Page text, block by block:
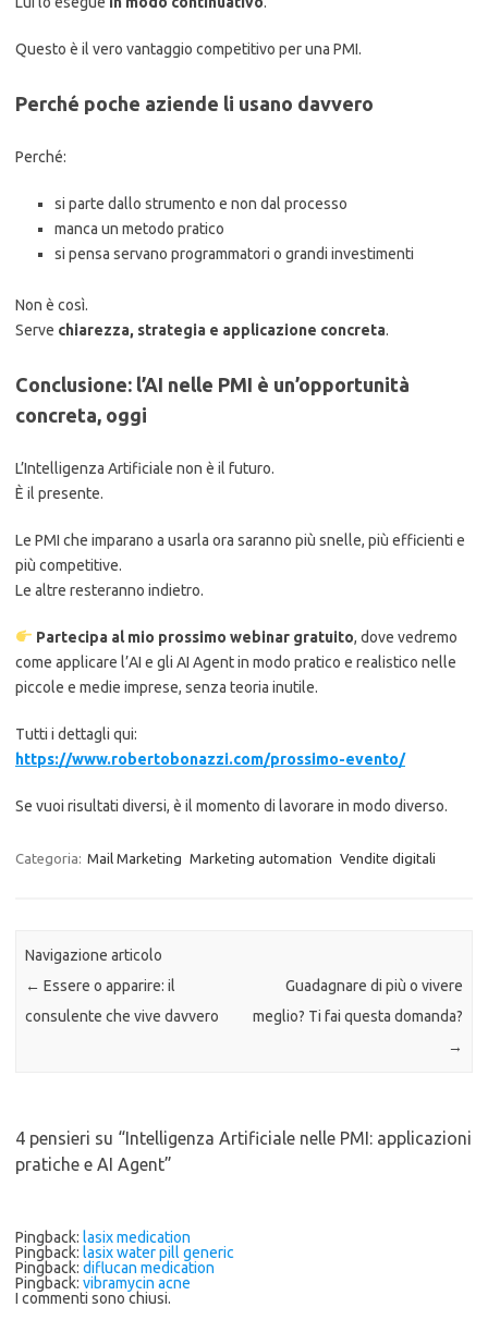
Questo è il vero vantaggio competitivo per una PMI.
Perché poche aziende li usano davvero
Perché:
si parte dallo strumento e non dal processo
manca un metodo pratico
si pensa servano programmatori o grandi investimenti
Non è così.
Serve chiarezza, strategia e applicazione concreta.
Conclusione: l’AI nelle PMI è un’opportunità
concreta, oggi
L’Intelligenza Artificiale non è il futuro.
È il presente.
Le PMI che imparano a usarla ora saranno più snelle, più efficienti e
più competitive.
Le altre resteranno indietro.
Partecipa al mio prossimo webinar gratuito, dove vedremo
come applicare l’AI e gli AI Agent in modo pratico e realistico nelle
piccole e medie imprese, senza teoria inutile.
Tutti i dettagli qui:
https://www.robertobonazzi.com/prossimo-evento/
Se vuoi risultati diversi, è il momento di lavorare in modo diverso.
Categoria: Mail Marketing Marketing automation Vendite digitali
Navigazione articolo
← Essere o apparire: il
consulente che vive davvero
Guadagnare di più o vivere
meglio? Ti fai questa domanda?
→
4 pensieri su “Intelligenza Artificiale nelle PMI: applicazioni
pratiche e AI Agent”
Pingback: lasix medication
Pingback: lasix water pill generic
Pingback: diflucan medication
Pingback: vibramycin acne
I commenti sono chiusi.